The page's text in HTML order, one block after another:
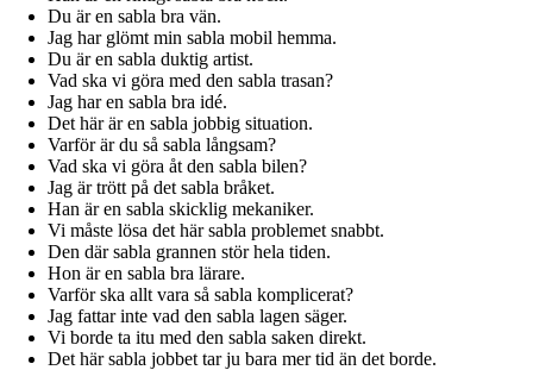
Du är en sabla bra vän.
Jag har glömt min sabla mobil hemma.
Du är en sabla duktig artist.
Vad ska vi göra med den sabla trasan?
Jag har en sabla bra idé.
Det här är en sabla jobbig situation.
Varför är du så sabla långsam?
Vad ska vi göra åt den sabla bilen?
Jag är trött på det sabla bråket.
Han är en sabla skicklig mekaniker.
Vi måste lösa det här sabla problemet snabbt.
Den där sabla grannen stör hela tiden.
Hon är en sabla bra lärare.
Varför ska allt vara så sabla komplicerat?
Jag fattar inte vad den sabla lagen säger.
Vi borde ta itu med den sabla saken direkt.
Det här sabla jobbet tar ju bara mer tid än det borde.